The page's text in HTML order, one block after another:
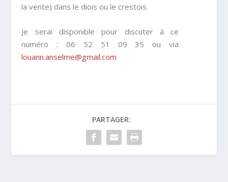
la vente) dans le diois ou le crestois.
Je serai disponible pour discuter à ce
numéro :06 52 51 09 35 ou via
louann.anselme@gmail.com
PARTAGER: